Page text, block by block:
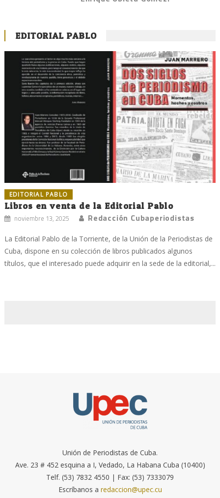
EDITORIAL PABLO
EDITORIAL PABLO
Libros en venta de la Editorial Pablo
noviembre 13, 2025 Redacción Cubaperiodistas
La Editorial Pablo de la Torriente, de la Unión de la Periodistas de
Cuba, dispone en su colección de libros publicados algunos
títulos, que el interesado puede adquirir en la sede de la editorial,...
Unión de Periodistas de Cuba.
Ave. 23 # 452 esquina a I, Vedado, La Habana Cuba (10400)
Telf. (53) 7832 4550 | Fax: (53) 7333079
Escríbanos a redaccion@upec.cu